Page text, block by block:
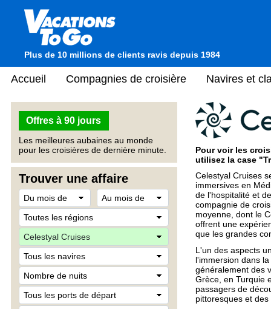
Plus de 10 millions de clients ravis depuis 1984
Accueil Compagnies de croisière Navires et
Offres à 90 jours
Les meilleures aubaines au monde
pour les croisières de dernière minute.
Trouver une affaire
Pour voir les
utilisez la case
Celestyal Cruises
immersives en
de l'hospitalité et
compagnie de
moyenne, dont le
offrent une
que les grandes
L'un des aspects
l'immersion dans
généralement des
Grèce, en Turquie
passagers de
pittoresques et